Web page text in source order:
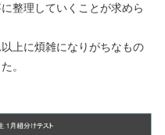
整理していくことが求めら
上に煩雑になりがちなもの
。